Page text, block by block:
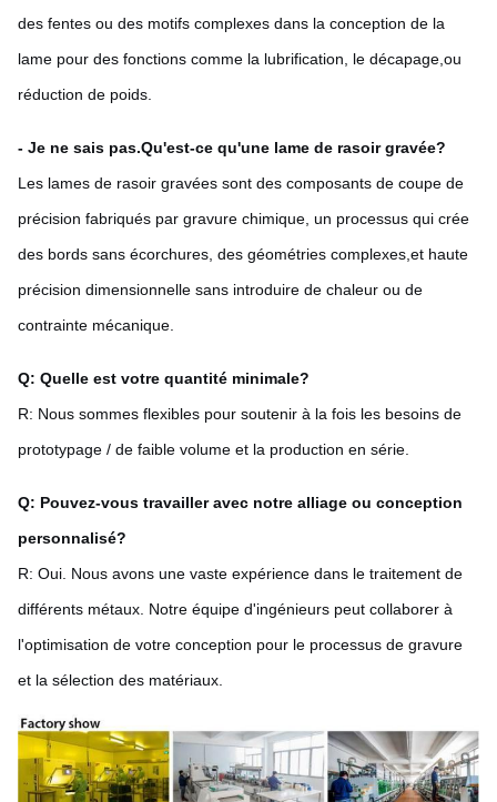
des fentes ou des motifs complexes dans la conception de la
lame pour des fonctions comme la lubrification, le décapage,ou
réduction de poids.
- Je ne sais pas.Qu'est-ce qu'une lame de rasoir gravée?
Les lames de rasoir gravées sont des composants de coupe de
précision fabriqués par gravure chimique, un processus qui crée
des bords sans écorchures, des géométries complexes,et haute
précision dimensionnelle sans introduire de chaleur ou de
contrainte mécanique.
Q: Quelle est votre quantité minimale?
R: Nous sommes flexibles pour soutenir à la fois les besoins de
prototypage / de faible volume et la production en série.
Q: Pouvez-vous travailler avec notre alliage ou conception
personnalisé?
R: Oui. Nous avons une vaste expérience dans le traitement de
différents métaux. Notre équipe d'ingénieurs peut collaborer à
l'optimisation de votre conception pour le processus de gravure
et la sélection des matériaux.